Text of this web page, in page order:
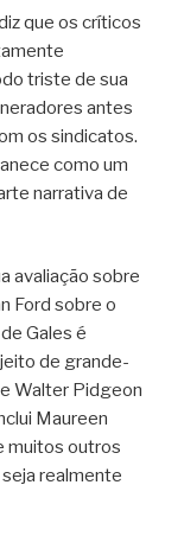
que os críticos
triste de sua
antes
os sindicatos.
como um
narrativa de
avaliação sobre
Ford sobre o
Gales é
de grande-
Walter Pidgeon
Maureen
muitos outros
realmente